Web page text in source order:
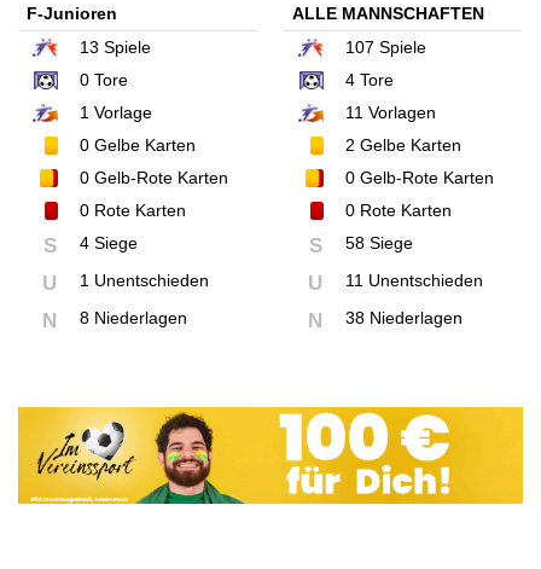
F-Junioren
13 Spiele
0 Tore
1 Vorlage
0 Gelbe Karten
0 Gelb-Rote Karten
0 Rote Karten
S 4 Siege
U 1 Unentschieden
N 8 Niederlagen
ALLE MANNSCHAFTEN
107 Spiele
4Tore
11 Vorlagen
2 Gelbe Karten
0Gelb-Rote Karten
0Rote Karten
S 58 Siege
U 11 Unentschieden
N 38 Niederlagen